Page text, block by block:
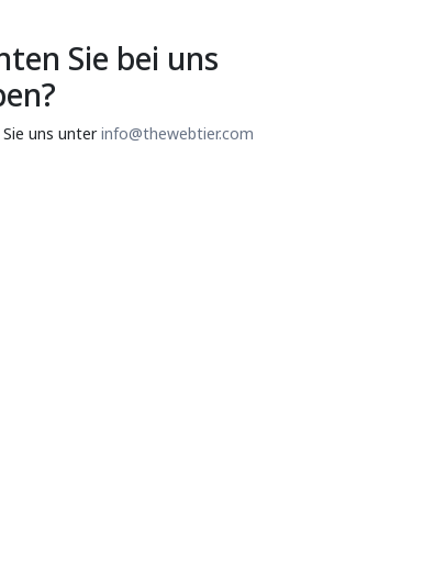
Sie bei uns
Sie uns unterinfo@thewebtier.com